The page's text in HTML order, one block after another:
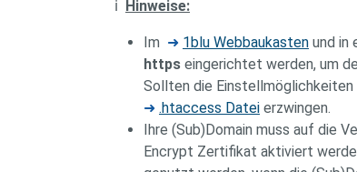
ℹ️ Hinweise:
Im ➜ 1blu Webbaukasten und in
https eingerichtet werden, um
Sollten die Einstellmöglichkeiten
➜ .htaccess Datei erzwingen.
Ihre (Sub)Domain muss auf die
Encrypt Zertifikat aktiviert